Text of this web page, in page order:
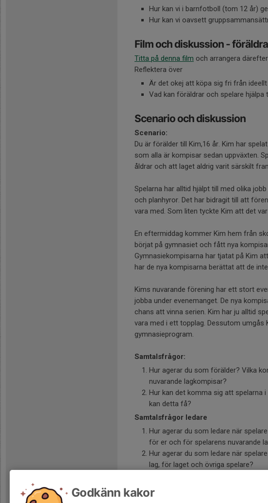
Hur kan vi i barnfotboll (tom 12 år)
Hur kan vi oavsett
Film och diskussion -
Titta på denna film och arrangera
Reflektera över
Är det okej att köpa sig fri från
Vad kan föräldrar och spelare
Scenario och diskussion
Scenario:
Du är förälder till Kim,16 år. Kim har
som alla är kompisar sedan uppväxten.
åldrar och att laget aldrig varit särskilt
Spelarna har alltid hjälpt till med olika
och planhyror. Det har bidragit till att
vara med. Som liten tyckte Kim att det
En eftermiddag kommer Kim hem från
börjat på gymnasiet och fått nya
Gymnasiekompisarna har tjatat på Kim
har de nya kompisarna berättat att de
Kims nuvarande förening har ett stort
jobba under evenemanget. De nya
chans att vinna serien. Kim har ju alltid
vara med i ett topplag. Dessutom
gymnasieprogram.
Samtalsfrågor:
Hur agerar du som förälder? Vilka
nuvarande lagkompisar?
Hur kan det komma sig att spelarna
kan detta få?
Samtalsfrågor ledare
Hur agerar du som ledare när
för er och för spelarens nuvarande
Hur agerar du som ledare när
lag, för laget och övriga spelare?
Vilken policy har vi för att ta emot
Godkänn kakor